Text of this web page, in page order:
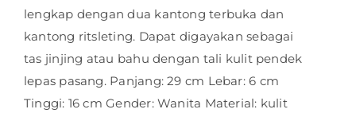
lengkap dengan dua kantong terbuka dan
kantong ritsleting. Dapat digayakan sebagai
tas jinjing atau bahu dengan tali kulit pendek
lepas pasang. Panjang: 29 cm Lebar: 6 cm
Tinggi: 16 cm Gender: Wanita Material: kulit